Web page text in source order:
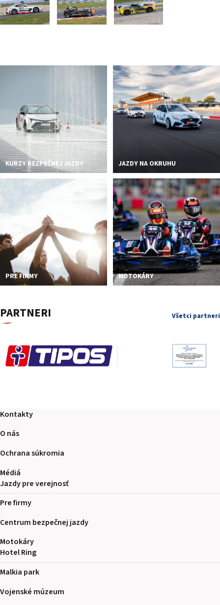
KURZY BEZPEČNEJ JAZDY JAZDY NA OKRUHU
PRE FIRMY MOTOKÁRY
PARTNERI Všetci partneri
Kontakty
O nás
Ochrana súkromia
Médiá
Jazdy pre verejnosť
Pre firmy
Centrum bezpečnej jazdy
Motokáry
Hotel Ring
Malkia park
Vojenské múzeum